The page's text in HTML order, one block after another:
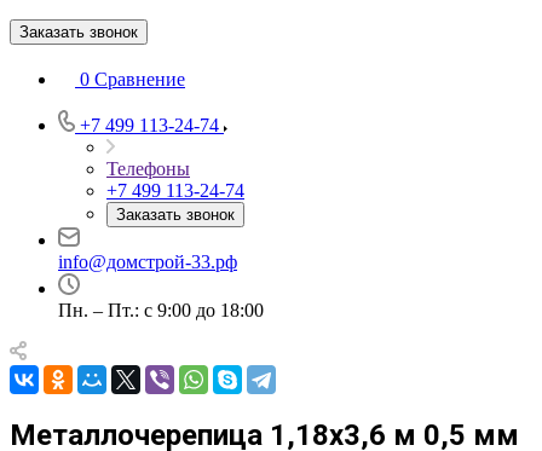
Заказать звонок
0 Сравнение
+7 499 113-24-74
Телефоны
+7 499 113-24-74
Заказать звонок
info@домстрой-33.рф
Пн. – Пт.: с 9:00 до 18:00
Металлочерепица 1,18х3,6 м 0,5 мм